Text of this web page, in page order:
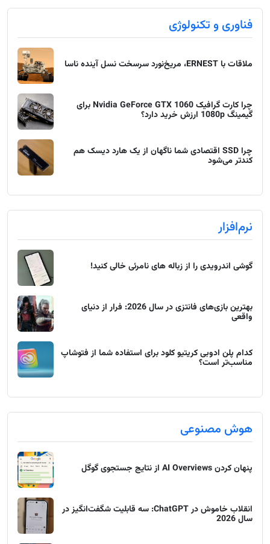
فناوری و تکنولوژی
ملاقات با ERNEST، مریخ‌نورد سرسخت نسل آینده ناسا
چرا کارت گرافیک Nvidia GeForce GTX 1060 برای
گیمینگ 1080p ارزش خرید دارد؟
چرا SSD اقتصادی شما ناگهان از یک هارد دیسک هم
کندتر می‌شود
نرم‌افزار
گوشی اندرویدی را از زباله های نامرئی خالی کنید!
بهترین بازی‌های فانتزی در سال 2026: فرار از دنیای
واقعی
کدام پلن ادوبی کریتیو کلود برای استفاده شما از فتوشاپ
مناسب‌تر است؟
هوش مصنوعی
پنهان کردن AI Overviews از نتایج جستجوی گوگل
انقلاب خاموش در ChatGPT: سه قابلیت شگفت‌انگیز در
سال 2026